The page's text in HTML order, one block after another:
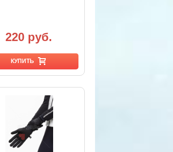
220 руб.
КУПИТЬ